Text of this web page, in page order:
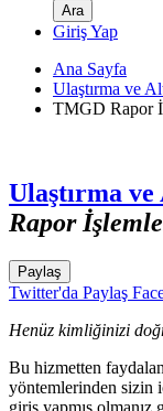
Giriş Yap
Ana Sayfa
Ulaştırma ve
TMGD Rapor
Ulaştırma ve
Rapor
Paylaş
Twitter'da Paylaş
Henüz kimliğinizi
Bu hizmetten
yöntemlerinden sizin
giriş yapmış olmanız